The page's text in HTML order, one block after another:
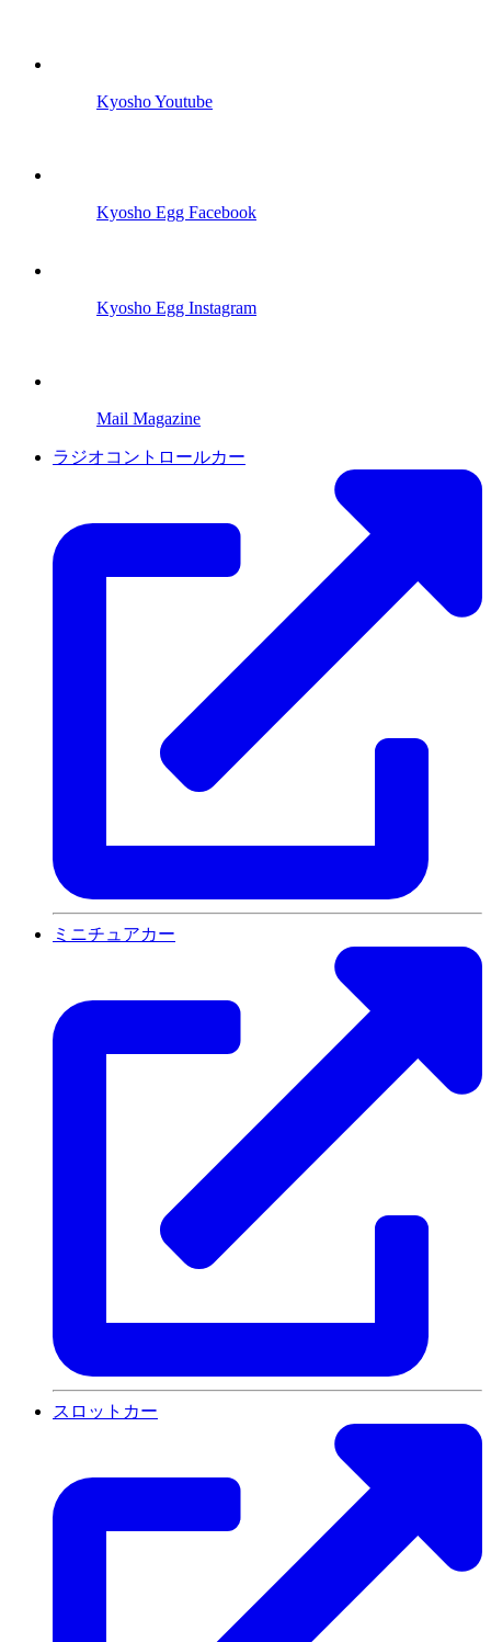
Kyosho Youtube
Kyosho Egg Facebook
Kyosho Egg Instagram
Mail Magazine
ラジオコントロールカー
ミニチュアカー
スロットカー